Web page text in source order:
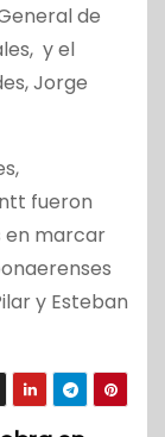
de
y el
Jorge
fueron
en marcar
y Esteban